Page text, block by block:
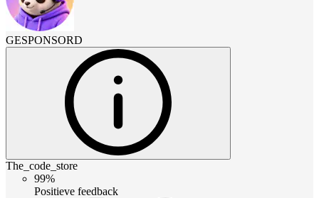
GESPONSORD
The_code_store
99%
Positieve feedback